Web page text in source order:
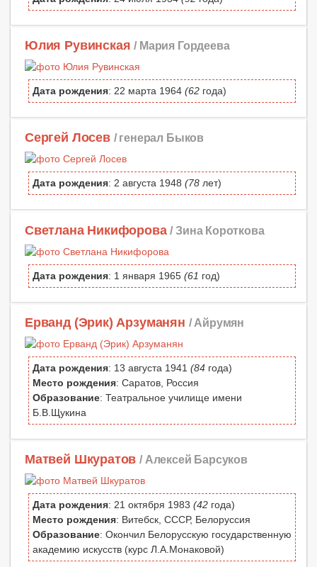
Юлия Рувинская / Мария Гордеева
Дата рождения: 22 марта 1964 (62 года)
Сергей Лосев / генерал Быков
Дата рождения: 2 августа 1948 (78 лет)
Светлана Никифорова / Зина Короткова
Дата рождения: 1 января 1965 (61 год)
Ерванд (Эрик) Арзуманян / Айрумян
Дата рождения: 13 августа 1941 (84 года)
Место рождения: Саратов, Россия
Образование: Театральное училище имени
Б.В.Щукина
Матвей Шкуратов / Алексей Барсуков
Дата рождения: 21 октября 1983 (42 года)
Место рождения: Витебск, СССР, Белоруссия
Образование: Окончил Белорусскую государственную
академию искусств (курс Л.А.Монаковой)